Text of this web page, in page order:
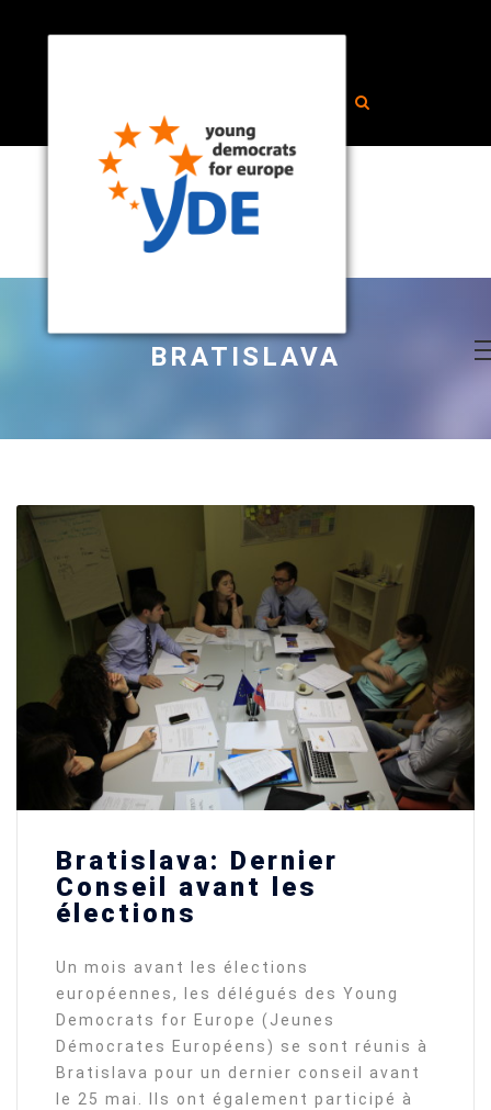
BRATISLAVA
Bratislava: Dernier
Conseil avant les
élections
Un mois avant les élections
européennes, les délégués des Young
Democrats for Europe (Jeunes
Démocrates Européens) se sont réunis à
Bratislava pour un dernier conseil avant
le 25 mai. Ils ont également participé à